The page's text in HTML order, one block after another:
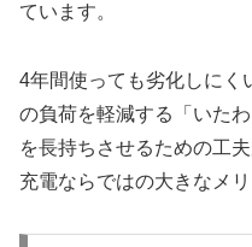
ています。
4年間使っても劣化しにく
の負荷を軽減する「いた
を長持ちさせるための工
充電ならではの大きなメリ